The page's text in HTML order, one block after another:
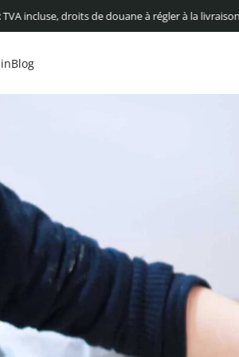
de douane à régler à la livraisonUSA : Pas de
Blog